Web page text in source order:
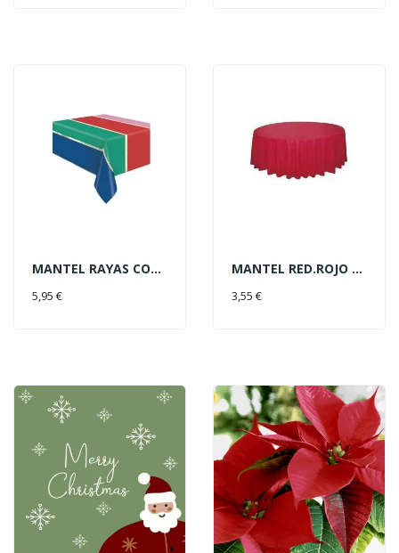
MANTEL RAYAS COLORES DORADO
5,95 €
MANTEL RED.ROJO 2.13M
3,55 €